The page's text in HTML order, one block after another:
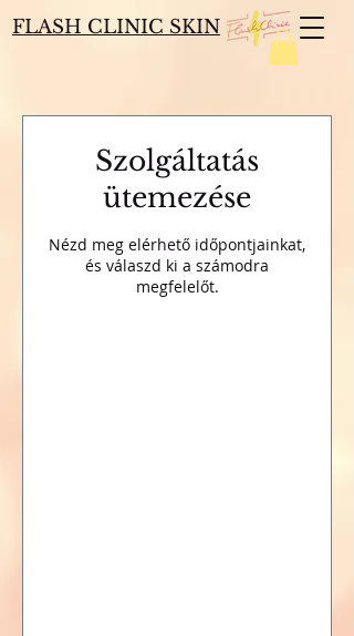
FLASH CLINIC SKIN
Szolgáltatás
ütemezése
Nézd meg elérhető időpontjainkat,
és válaszd ki a számodra
megfelelőt.